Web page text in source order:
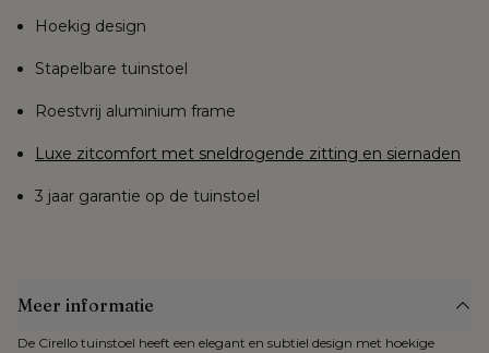
Hoekig design
Stapelbare tuinstoel
Roestvrij aluminium frame
Luxe zitcomfort met sneldrogende zitting en siernaden
3 jaar garantie op de tuinstoel
Meer informatie
De Cirello tuinstoel heeft een elegant en subtiel design met hoekige